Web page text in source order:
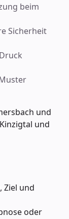
beim
Sicherheit
und
und
Ziel und
oder